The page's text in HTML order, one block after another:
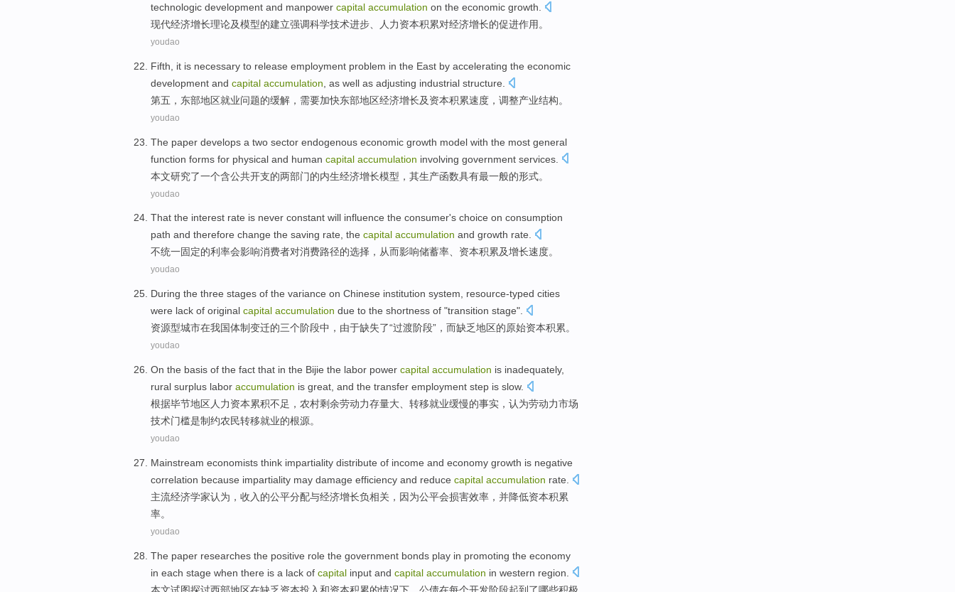
technologic development and manpower capital accumulation on the economic growth.
现代经济增长理论及模型的建立强调科学技术进步 人力资本积累对经济增长的促进作用 。
youdao
Fifth , it is necessary to release employment problem in the East by accelerating the economic
development and capital accumulation , as well as adjusting industrial structure
第五 ， 东部地区就业问题的缓解 ， 需要加快东部地区经济增长及资本积累速度 ， 调整产业结构。
youdao
The paper develops a two sector endogenous economic growth model with the most general
function forms for physical and human capital accumulation involving government services.
本文研究了一个含公共开支的两部门的内生经济增长模型 ，其生产函数具有最一般的形式。
youdao
That the interest rate is never constant will influence the consumer's choice on consumption
path and therefore change the saving rate, the capital accumulation and growth rate.
不统一固定的利率会影响消费者对消费路径的选择 ， 从而影响储蓄率、 资本积累及增长速度。
youdao
During the three stages of the variance on Chinese institution system, resource-typed cities
were lack of original capital accumulation due to the shortness of "transition stage".
资源型城市在我国体制变迁的三个阶段中 ， 由于缺失了“过渡阶段”，而缺乏地区的原始资本积累。
youdao
On the basis of the fact that in the Bijie the labor power capital accumulation is inadequately,
rural surplus labor accumulation is great , and the transfer employment step is slow.
根据毕节地区人力资本累积不足 ， 农村剩余劳动力存量大 转移就业缓慢的事实 ，认为劳动力市场
技术门槛是制约农民转移就业的根源。
youdao
Mainstream economists think impartiality distribute of income and economy growth is negative
correlation because impartiality may damage efficiency and reduce capital accumulation rate
主流经济学家认为 ， 收入 的公平分配与经济增长负相关 ， 因为公平会损害效率 ， 并降低资本积累
率。
youdao
The paper researches the positive role the government bonds play in promoting the economy
in each stage when there is a lack of capital input and capital accumulation in western region
本文试图探讨西部地区在缺乏资本投入 和资本积累的情况下， 公债在每个开发阶段起到了哪些积极